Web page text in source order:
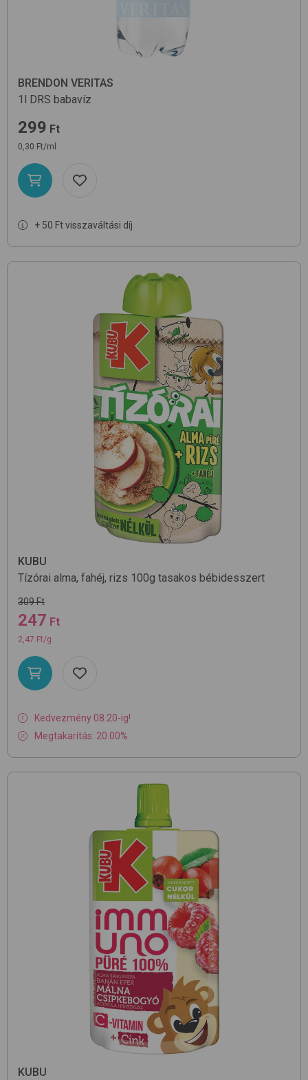
BRENDON VERITAS
1l DRS babavíz
299 Ft
0,30 Ft/ml
+ 50 Ft visszaváltási díj
KUBU
Tízórai alma, fahéj, rizs 100g tasakos bébidesszert
309 Ft
247 Ft
2,47 Ft/g
Kedvezmény 08.20-ig!
Megtakarítás: 20.00%
KUBU